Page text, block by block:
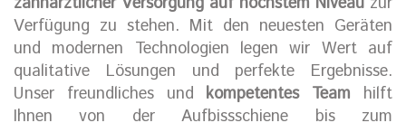
Verfügung zu stehen. Mit den neuesten Geräten
und modernen Technologien legen wir Wert auf
qualitative Lösungen und perfekte Ergebnisse.
Unser freundliches und kompetentes Team hilft
Ihnen von der Aufbissschiene bis zum